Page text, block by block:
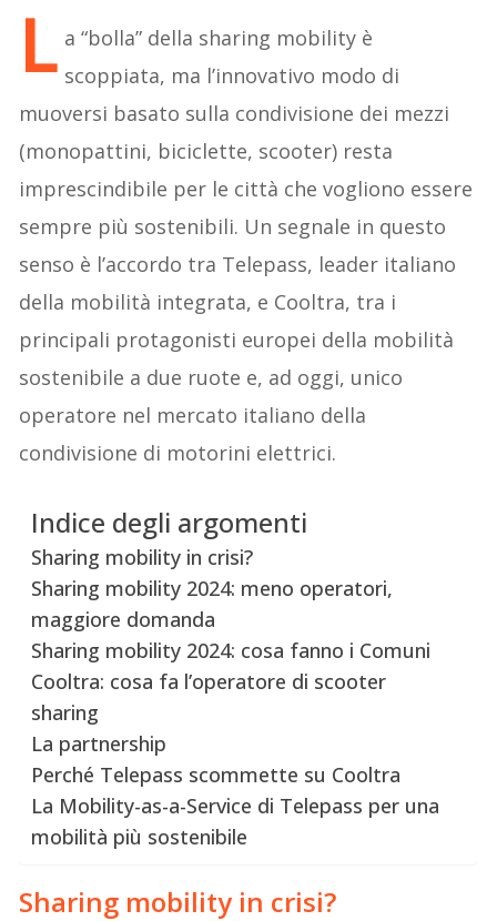
L a “bolla” della sharing mobility è
scoppiata, ma l’innovativo modo di
muoversi basato sulla condivisione dei mezzi
(monopattini, biciclette, scooter) resta
imprescindibile per le città che vogliono essere
sempre più sostenibili. Un segnale in questo
senso è l’accordo tra Telepass, leader italiano
della mobilità integrata, e Cooltra, tra i
principali protagonisti europei della mobilità
sostenibile a due ruote e, ad oggi, unico
operatore nel mercato italiano della
condivisione di motorini elettrici.
Indice degli argomenti
Sharing mobility in crisi?
Sharing mobility 2024: meno operatori,
maggiore domanda
Sharing mobility 2024: cosa fanno i Comuni
Cooltra: cosa fa l’operatore di scooter
sharing
La partnership
Perché Telepass scommette su Cooltra
La Mobility-as-a-Service di Telepass per una
mobilità più sostenibile
Sharing mobility in crisi?